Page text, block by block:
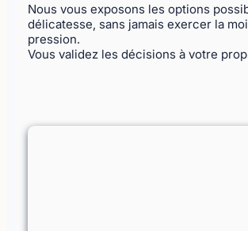
Nous vous exposons les options
délicatesse, sans jamais exercer la
pression.
Vous validez les décisions à votre